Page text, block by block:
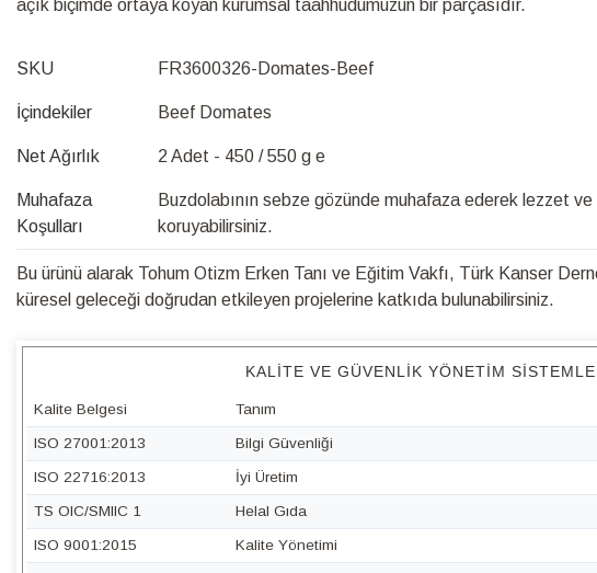
açık biçimde ortaya koyan kurumsal taahhüdümüzün bir parçasıdır.
SKU FR3600326-Domates-Beef
İçindekiler Beef Domates
Net Ağırlık 2 Adet - 450 / 550 g e
Muhafaza
Koşulları
Buzdolabının sebze gözünde muhafaza ederek lezzet
koruyabilirsiniz.
Bu ürünü alarak Tohum Otizm Erken Tanı ve Eğitim Vakfı, Türk Kanser
küresel geleceği doğrudan etkileyen projelerine katkıda bulunabilirsiniz.
KALITE VE GÜVENLIK YÖNETIM
Kalite Belgesi Tanım
ISO 27001:2013 Bilgi Güvenliği
ISO 22716:2013 İyi Üretim
TS OIC/SMIIC 1 Helal Gıda
ISO 9001:2015 Kalite Yönetimi